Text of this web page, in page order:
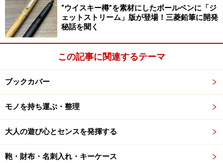
ています。
殺してもよみがえる富江を手帳にするというのは、考え
てみれば、破損したりなくしたりしても戻ってくるかも
しれないわけで、これは手帳のデザインとして最高なの
ではないかと思ったのです（本気にしないでね）。
第2位：「覚えていられない僕のための忘れ
ないノート」（坂口恭平）
“ウイスキー樽”を素材にしたボールペンに「ジ
ェットストリーム」版が登場！三菱鉛筆に開発
秘話を聞く
この記事に関連するテーマ
ブックカバー
モノを持ち運ぶ・整理
大人の遊び心とセンスを発揮する
鞄・財布・名刺入れ・キーケース